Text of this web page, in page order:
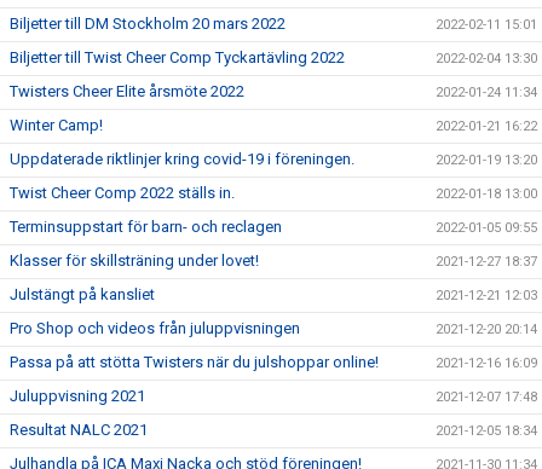
Biljetter till DM Stockholm 20 mars 2022 2022-02-11 15:01
Biljetter till Twist Cheer Comp Tyckartävling 2022 2022-02-04 13:30
Twisters Cheer Elite årsmöte 2022 2022-01-24 11:34
Winter Camp! 2022-01-21 16:22
Uppdaterade riktlinjer kring covid-19 i föreningen. 2022-01-19 13:20
Twist Cheer Comp 2022 ställs in. 2022-01-18 13:00
Terminsuppstart för barn- och reclagen 2022-01-05 09:55
Klasser för skillsträning under lovet! 2021-12-27 18:37
Julstängt på kansliet 2021-12-21 12:03
Pro Shop och videos från juluppvisningen 2021-12-20 20:14
Passa på att stötta Twisters när du julshoppar online! 2021-12-16 16:09
Juluppvisning 2021 2021-12-07 17:48
Resultat NALC 2021 2021-12-05 18:34
Julhandla på ICA Maxi Nacka och stöd föreningen! 2021-11-30 11:34